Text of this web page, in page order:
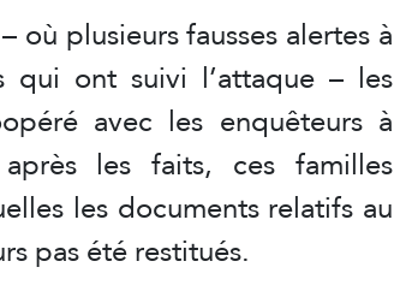
plusieurs fausses alertes à
ont suivi l’attaque – les
avec les enquêteurs à
les faits, ces familles
les documents relatifs au
pas été restitués.